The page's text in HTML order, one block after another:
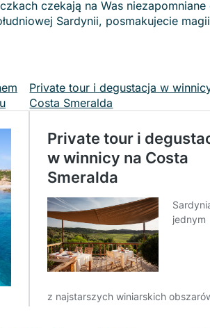
czekają na Was
Sardynii, posmakujecie
Private tour i degustacja w
Costa Smeralda